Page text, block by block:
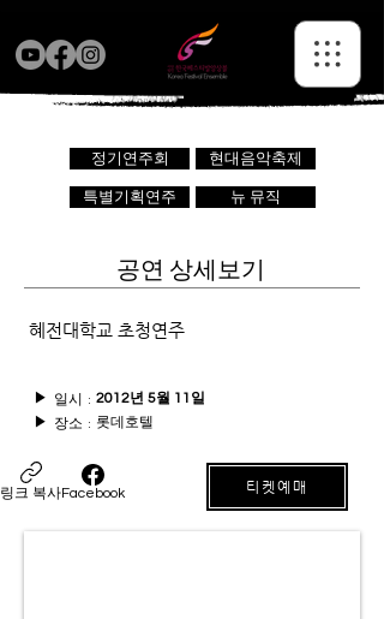
정기연주회 현대음악축제
특별기획연주 뉴 뮤직
공연 상세보기
혜전대학교 초청연주
2012년 5월 11일
일시 :
▶
▶
장소 : 롯데호텔
링크 복사Facebook 티켓예매